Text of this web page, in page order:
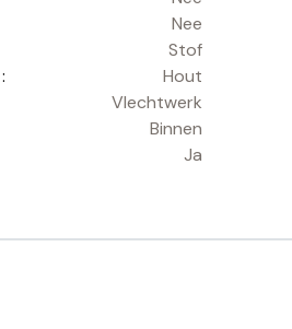
Nee
Stof
Hout
Vlechtwerk
Binnen
Ja